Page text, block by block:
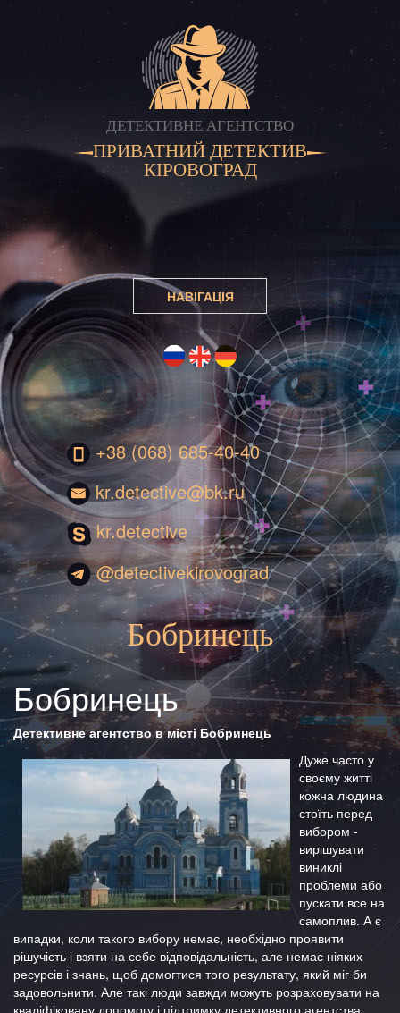
ДЕТЕКТИВНЕ АГЕНТСТВО
ПРИВАТНИЙ ДЕТЕКТИВ
КІРОВОГРАД
НАВІГАЦІЯ
+38 (068) 685-40-40
kr.detective@bk.ru
kr.detective
@detectivekirovograd
Бобринець
Бобринець
Детективне агентство в місті Бобринець
Дуже часто у
своєму житті
кожна людина
стоїть перед
вибором -
вирішувати
виниклі
проблеми або
пускати все на
самоплив. А є
випадки, коли такого вибору немає, необхідно проявити
рішучість і взяти на себе відповідальність, але немає ніяких
ресурсів і знань, щоб домогтися того результату, який міг би
задовольнити. Але такі люди завжди можуть розраховувати на
кваліфіковану допомогу і підтримку детективного агентства